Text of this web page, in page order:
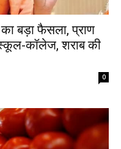
बड़ा फैसला, प्राण
स्कूल-कॉलेज, शराब की
0